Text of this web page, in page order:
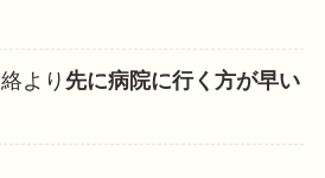
より 先に病院に行く方が早い